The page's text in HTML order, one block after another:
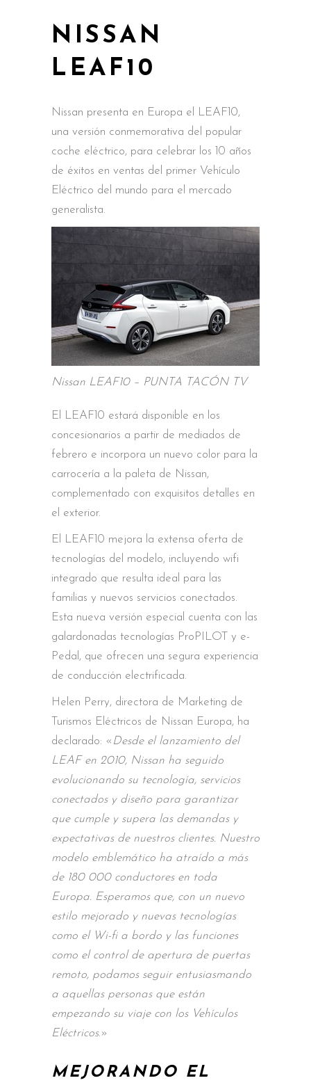
NISSAN
LEAF10
Nissan presenta en Europa el LEAF10,
una versión conmemorativa del popular
coche eléctrico, para celebrar los 10 años
de éxitos en ventas del primer Vehículo
Eléctrico del mundo para el mercado
generalista.
Nissan LEAF10 – PUNTA TACÓN TV
El LEAF10 estará disponible en los
concesionarios a partir de mediados de
febrero e incorpora un nuevo color para la
carrocería a la paleta de Nissan,
complementado con exquisitos detalles en
el exterior.
El LEAF10 mejora la extensa oferta de
tecnologías del modelo, incluyendo wifi
integrado que resulta ideal para las
familias y nuevos servicios conectados.
Esta nueva versión especial cuenta con las
galardonadas tecnologías ProPILOT y e-
Pedal, que ofrecen una segura experiencia
de conducción electrificada.
Helen Perry, directora de Marketing de
Turismos Eléctricos de Nissan Europa, ha
declarado: « Desde el lanzamiento del
LEAF en 2010, Nissan ha seguido
evolucionando su tecnología, servicios
conectados y diseño para garantizar
que cumple y supera las demandas y
expectativas de nuestros clientes. Nuestro
modelo emblemático ha atraído a más
de 180 000 conductores en toda
Europa. Esperamos que, con un nuevo
estilo mejorado y nuevas tecnologías
como el Wi-fi a bordo y las funciones
como el control de apertura de puertas
remoto, podamos seguir entusiasmando
a aquellas personas que están
empezando su viaje con los Vehículos
Eléctricos.»
MEJORANDO EL